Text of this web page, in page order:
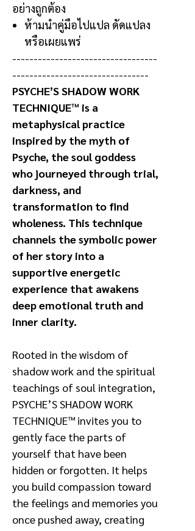
อย่างถูกต้อง
ห้ามนำคู่มือไปแปล ดัดแปลง
หรือเผยแพร่
----------------------------------
--------------------------------
PSYCHE’S SHADOW WORK
TECHNIQUE™ is a
metaphysical practice
inspired by the myth of
Psyche, the soul goddess
who journeyed through trial,
darkness, and
transformation to find
wholeness. This technique
channels the symbolic power
of her story into a
supportive energetic
experience that awakens
deep emotional truth and
inner clarity.
Rooted in the wisdom of
shadow work and the spiritual
teachings of soul integration,
PSYCHE’S SHADOW WORK
TECHNIQUE™ invites you to
gently face the parts of
yourself that have been
hidden or forgotten. It helps
you build compassion toward
the feelings and memories you
once pushed away, creating